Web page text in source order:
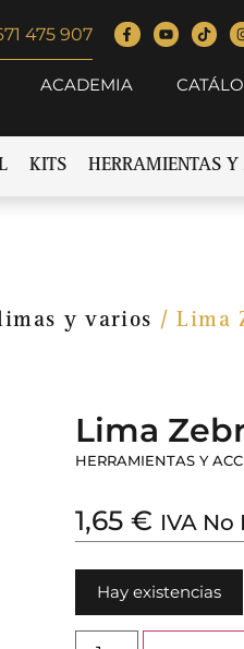
475 907
ACADEMIA
KITS HERRAMIENTAS Y
y varios / Lima
Lima
HERRAMIENTAS Y
1,65 € IVA No
Hay existencias